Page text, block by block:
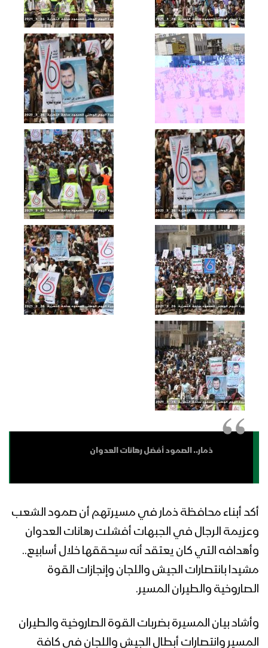
ميادين الجهاد – تدشين العام الخامس من
الصمود – الحلقة الثانية
ميادين الجهاد – تدشين العام الخامس من
الصمود في وجه العدوان – الحلقة الأولى
الساحل الغربي – رسائل الجيش واللجان
الشعبية بمناسبة دخول العام الخامس من
الصمود
حرض – إستهداف مدفعي على مواقع
المنافقين شرقي جبل النار ورسائل
للمجاهدين بمناسبة دخول العام الخامس
من الصمود
أوبريت ملحمة الصمود | كوكبة من
المنشدين – 1440هـ
البيضاء – رسائل ابطال الجيش واللجان
الشعبية من جبهة قانية بمناسبة العام
الخامس من الصمود في وجه العدوان
البيضاء – رسائل الجيش واللجان الشعبية من
جبهة ناطع بمناسبة العام الخامس من
الصمود في وجه العدوان
الخامس من الصمود في وجه العدوان
عسير – رسائل المجاهدين من جبهة مجازة
في وجه العدوان
مارب – رسائل ابطال الجيش واللجان
الشعبية من جبهة صرواح بمناسبة العام
الخامس من الصمود في وجه العدوان
جبهة صرواح بمناسبة العام الخامس من
الصمود في وجه العدوان
أكد أبناء محافظة ذمار في مسيرتهم أن صمود الشعب
وعزيمة الرجال في الجبهات أفشلت رهانات العدوان
وأهدافه التي كان يعتقد أنه سيحققها خلال أسابيع..
مشيدا بانتصارات الجيش واللجان وإنجازات القوة
وأشاد بيان المسيرة بضربات القوة الصاروخية والطيران